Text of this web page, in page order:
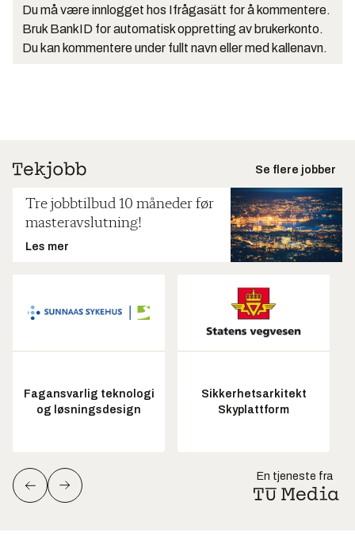
Du må være innlogget hos Ifrågasätt for å kommentere.
Bruk BankID for automatisk oppretting av brukerkonto.
Du kan kommentere under fullt navn eller med kallenavn.
Se flere jobber
Tre jobbtilbud 10 måneder før
masteravslutning!
Les mer
Fagansvarlig teknologi
og løsningsdesign
Sikkerhetsarkitekt
Skyplattform
En tjeneste fra